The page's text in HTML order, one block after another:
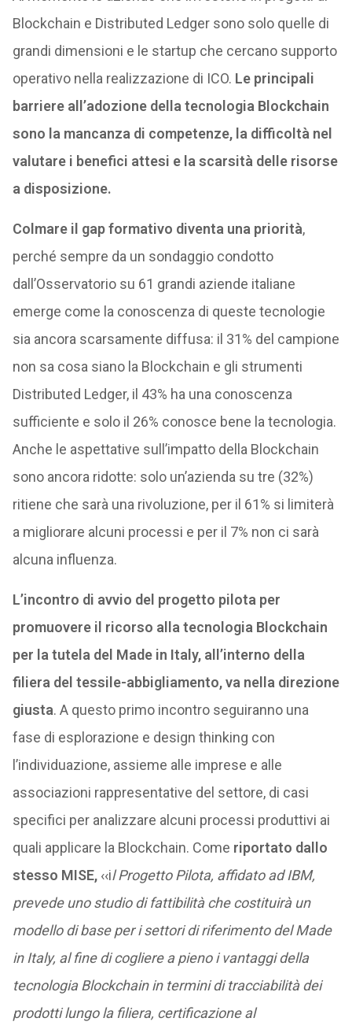
Blockchain e Distributed Ledger sono solo quelle di
grandi dimensioni e le startup che cercano supporto
operativo nella realizzazione di ICO. Le principali
barriere all’adozione della tecnologia Blockchain
sono la mancanza di competenze, la difficoltà nel
valutare i benefici attesi e la scarsità delle risorse
a disposizione.
Colmare il gap formativo diventa una priorità,
perché sempre da un sondaggio condotto
dall’Osservatorio su 61 grandi aziende italiane
emerge come la conoscenza di queste tecnologie
sia ancora scarsamente diffusa: il 31% del campione
non sa cosa siano la Blockchain e gli strumenti
Distributed Ledger, il 43% ha una conoscenza
sufficiente e solo il 26% conosce bene la tecnologia.
Anche le aspettative sull’impatto della Blockchain
sono ancora ridotte: solo un’azienda su tre (32%)
ritiene che sarà una rivoluzione, per il 61% si limiterà
a migliorare alcuni processi e per il 7% non ci sarà
alcuna influenza.
L’incontro di avvio del progetto pilota per
promuovere il ricorso alla tecnologia Blockchain
per la tutela del Made in Italy, all’interno della
filiera del tessile-abbigliamento, va nella direzione
giusta. A questo primo incontro seguiranno una
fase di esplorazione e design thinking con
l’individuazione, assieme alle imprese e alle
associazioni rappresentative del settore, di casi
specifici per analizzare alcuni processi produttivi ai
quali applicare la Blockchain. Come riportato dallo
stesso MISE, ‹‹il Progetto Pilota, affidato ad IBM,
prevede uno studio di fattibilità che costituirà un
modello di base per i settori di riferimento del Made
in Italy, al fine di cogliere a pieno i vantaggi della
tecnologia Blockchain in termini di tracciabilità dei
prodotti lungo la filiera, certificazione al